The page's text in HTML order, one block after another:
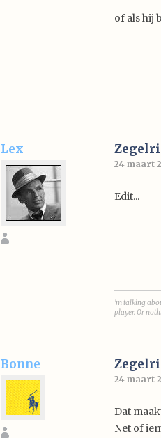
of als hij
Lex
24 maart
Edit...
'm talking
player. Or
Bonne
24 maart
Dat
Net of